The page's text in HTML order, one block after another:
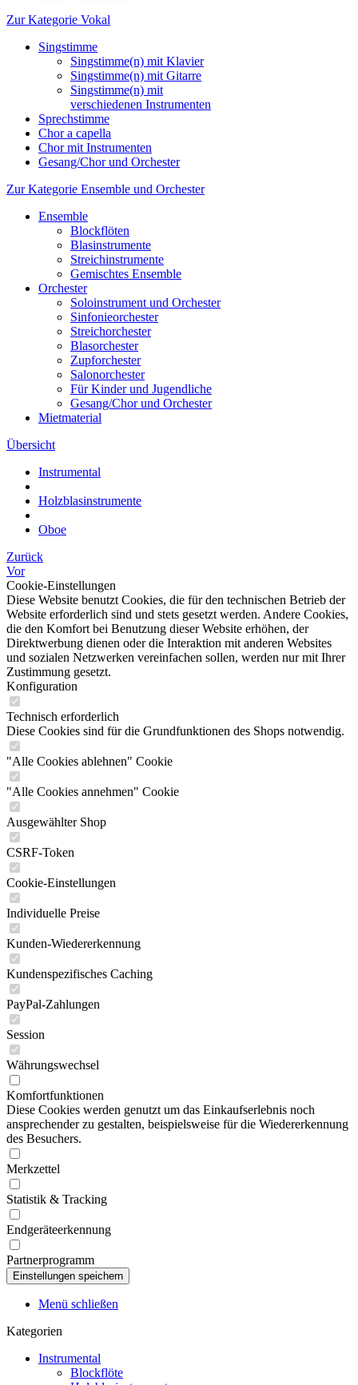
Zur Kategorie Vokal
Singstimme
Singstimme(n) mit Klavier
Singstimme(n) mit Gitarre
Singstimme(n) mit
verschiedenen Instrumenten
Sprechstimme
Chor a capella
Chor mit Instrumenten
Gesang/Chor und Orchester
Zur Kategorie Ensemble und Orchester
Ensemble
Blockflöten
Blasinstrumente
Streichinstrumente
Gemischtes Ensemble
Orchester
Soloinstrument und Orchester
Sinfonieorchester
Streichorchester
Blasorchester
Zupforchester
Salonorchester
Für Kinder und Jugendliche
Gesang/Chor und Orchester
Mietmaterial
Übersicht
Instrumental
Holzblasinstrumente
Oboe
Zurück
Vor
Cookie-Einstellungen
Diese Website benutzt Cookies, die für den technischen Betrieb der
Website erforderlich sind und stets gesetzt werden. Andere Cookies,
die den Komfort bei Benutzung dieser Website erhöhen, der
Direktwerbung dienen oder die Interaktion mit anderen Websites
und sozialen Netzwerken vereinfachen sollen, werden nur mit Ihrer
Zustimmung gesetzt.
Konfiguration
Technisch erforderlich
Diese Cookies sind für die Grundfunktionen des Shops notwendig.
"Alle Cookies ablehnen" Cookie
"Alle Cookies annehmen" Cookie
Ausgewählter Shop
CSRF-Token
Cookie-Einstellungen
Individuelle Preise
Kunden-Wiedererkennung
Kundenspezifisches Caching
PayPal-Zahlungen
Session
Währungswechsel
Komfortfunktionen
Diese Cookies werden genutzt um das Einkaufserlebnis noch
ansprechender zu gestalten, beispielsweise für die Wiedererkennung
des Besuchers.
Merkzettel
Statistik & Tracking
Endgeräteerkennung
Partnerprogramm
Menü schließen
Kategorien
Instrumental
Blockflöte